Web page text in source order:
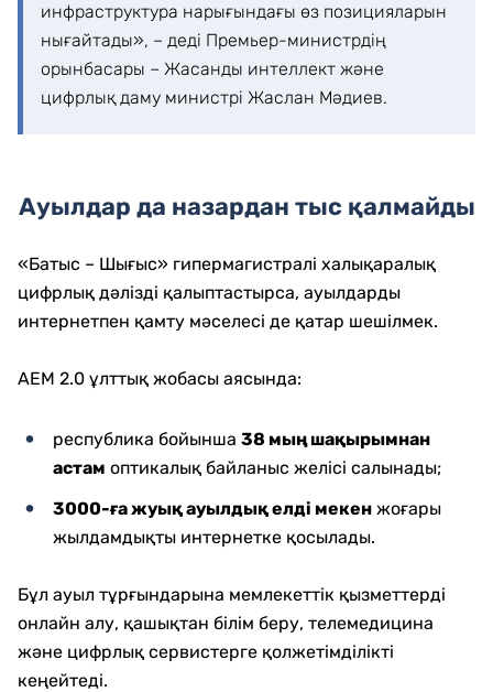
инфраструктура нарығындағы өз позицияларын
нығайтады», – деді Премьер-министрдің
орынбасары – Жасанды интеллект және
цифрлық даму министрі Жаслан Мәдиев.
Ауылдар да назардан тыс қалмайды
«Батыс – Шығыс» гипермагистралі халықаралық
цифрлық дәлізді қалыптастырса, ауылдарды
интернетпен қамту мәселесі де қатар шешілмек.
АЕМ 2.0 ұлттық жобасы аясында:
республика бойынша 38 мың шақырымнан
астам оптикалық байланыс желісі салынады;
3000-ға жуық ауылдық елді мекен жоғары
жылдамдықты интернетке қосылады.
Бұл ауыл тұрғындарына мемлекеттік қызметтерді
онлайн алу, қашықтан білім беру, телемедицина
және цифрлық сервистерге қолжетімділікті
кеңейтеді.